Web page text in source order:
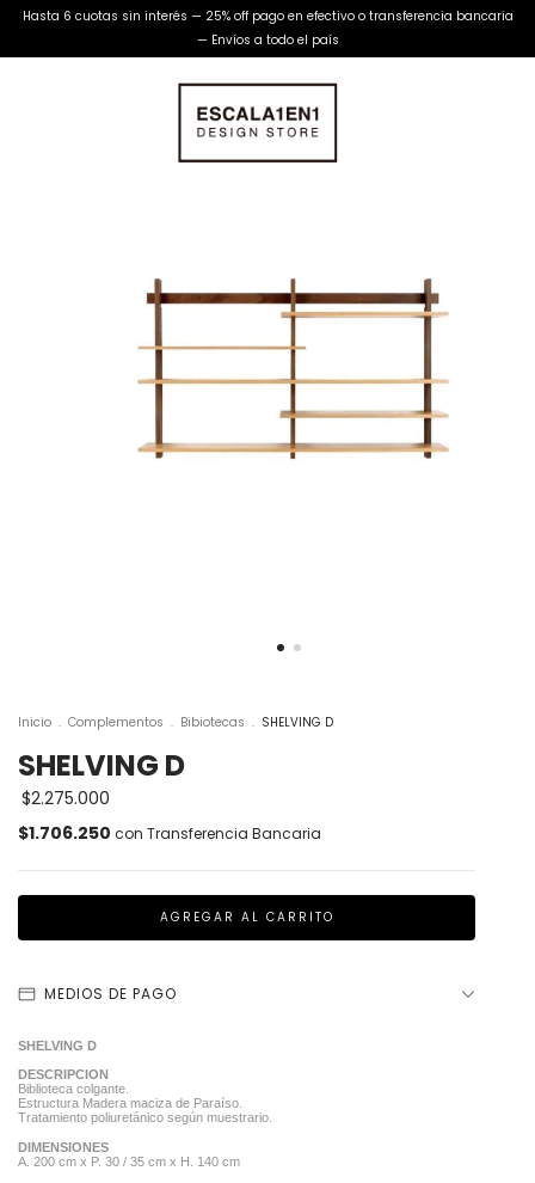
Hasta 6 cuotas sin interés — 25% off pago en efectivo o transferencia bancaria
— Envíos a todo el país
Inicio . Complementos . Bibiotecas . SHELVING D
SHELVING D
$2.275.000
$1.706.250 con Transferencia Bancaria
MEDIOS DE PAGO
SHELVING D
DESCRIPCION
Biblioteca colgante.
Estructura Madera maciza de Paraíso.
Tratamiento poliuretánico según muestrario.
DIMENSIONES
A. 200 cm x P. 30 / 35 cm x H. 140 cm